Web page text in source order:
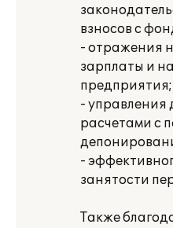
взносов с
- отражения
зарплаты и
предприятия;
-
расчетами с
-
занятости
Также